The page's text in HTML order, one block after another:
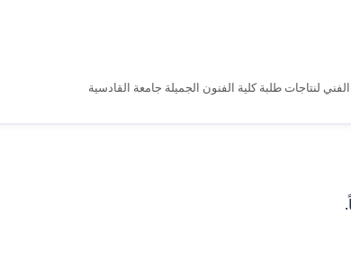
لنتاجات طلبة كلية الفنون الجميلة جامعة القادسية